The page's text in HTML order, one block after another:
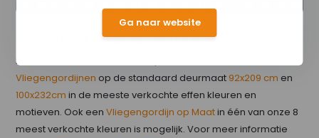
Kant en Klaar Vliegengordijn op Maat
Liso levert naast
Vliegengordijnen op de standaard deurmaat 92x209 cm en
100x232cm in de meeste verkochte effen kleuren en
motieven. Ook eenVliegengordijn op Maatin één van onze 8
meest verkochte kleuren is mogelijk. Voor meer informatie
Ga naar website